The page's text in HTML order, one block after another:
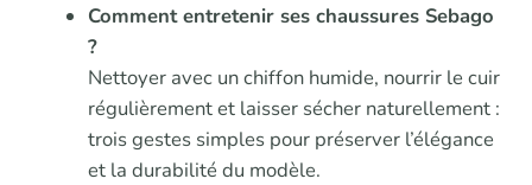
Comment entretenir ses chaussures Sebago
?
Nettoyer avec un chiffon humide, nourrir le cuir
régulièrement et laisser sécher naturellement :
trois gestes simples pour préserver l’élégance
et la durabilité du modèle.